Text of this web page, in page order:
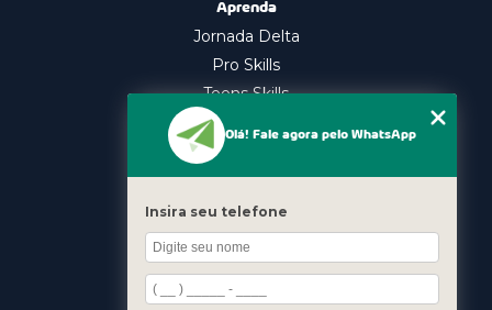
Aprenda
Jornada Delta
Pro Skills
Teens Skills
In Company
Oratória
Gestão Emocional
Liderança
Olá! Fale agora pelo WhatsApp
Insira seu telefone